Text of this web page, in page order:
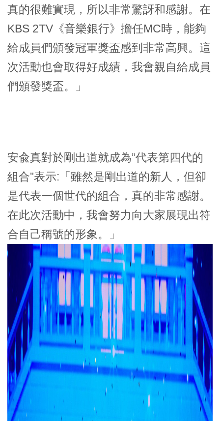
真的很難實現，所以非常驚訝和感謝。在
KBS 2TV《音樂銀行》擔任MC時，能夠
給成員們頒發冠軍獎盃感到非常高興。這
次活動也會取得好成績，我會親自給成員
們頒發獎盃。」
安兪真對於剛出道就成為”代表第四代的
組合”表示:「雖然是剛出道的新人，但卻
是代表一個世代的組合，真的非常感謝。
在此次活動中，我會努力向大家展現出符
合自己稱號的形象。」